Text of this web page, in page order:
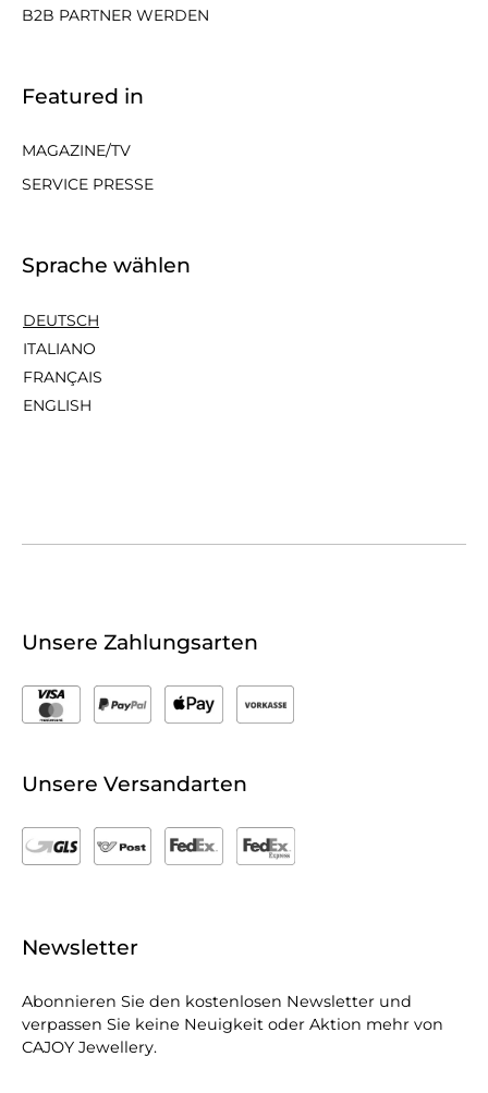
B2B PARTNER WERDEN
Featured in
MAGAZINE/TV
SERVICE PRESSE
Sprache wählen
DEUTSCH
ITALIANO
FRANÇAIS
ENGLISH
Unsere Zahlungsarten
Unsere Versandarten
Newsletter
Abonnieren Sie den kostenlosen Newsletter und
verpassen Sie keine Neuigkeit oder Aktion mehr von
CAJOY Jewellery.